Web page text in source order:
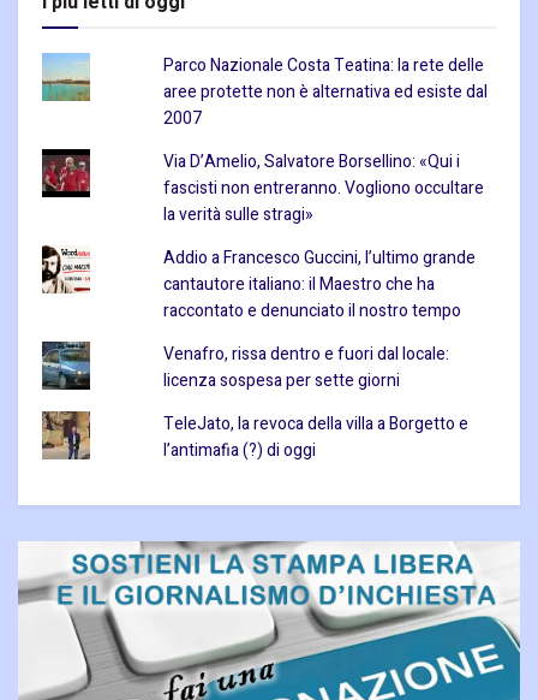
Parco Nazionale Costa Teatina: la rete delle
aree protette non è alternativa ed esiste dal
2007
Via D’Amelio, Salvatore Borsellino: «Qui i
fascisti non entreranno. Vogliono occultare
la verità sulle stragi»
Addio a Francesco Guccini, l’ultimo grande
cantautore italiano: il Maestro che ha
raccontato e denunciato il nostro tempo
Venafro, rissa dentro e fuori dal locale:
licenza sospesa per sette giorni
TeleJato, la revoca della villa a Borgetto e
l’antimafia (?) di oggi